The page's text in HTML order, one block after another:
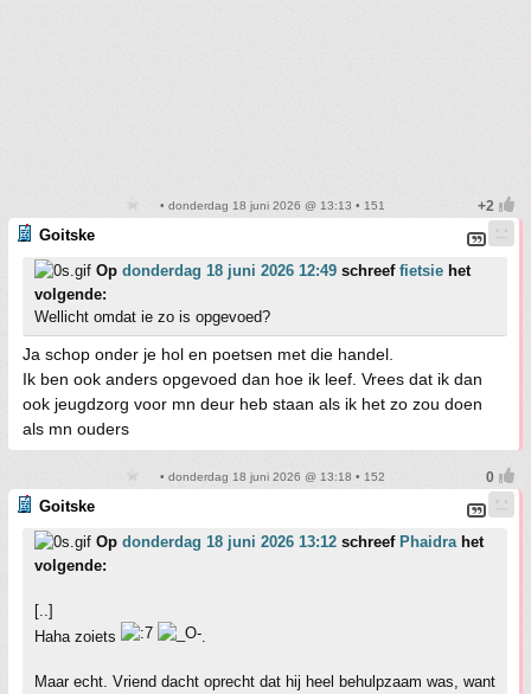
• donderdag 18 juni 2026 @ 13:13 • 151
Goitske
Op donderdag 18 juni 2026 12:49 schreef fietsie het
volgende:
Wellicht omdat ie zo is opgevoed?
Ja schop onder je hol en poetsen met die handel.
Ik ben ook anders opgevoed dan hoe ik leef. Vrees dat ik dan
ook jeugdzorg voor mn deur heb staan als ik het zo zou doen
als mn ouders
• donderdag 18 juni 2026 @ 13:18 • 152
Goitske
Op donderdag 18 juni 2026 13:12 schreef Phaidrahet
volgende:
[..]
Haha zoiets
.
Maar echt. Vriend dacht oprecht dat hij heel behulpzaam was, want